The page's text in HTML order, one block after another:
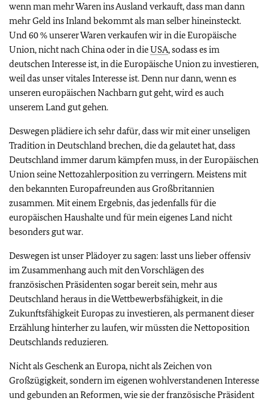
wenn man mehr Waren ins Ausland verkauft, dass man dann
mehr Geld ins Inland bekommt als man selber hineinsteckt.
Und 60 % unserer Waren verkaufen wir in die Europäische
Union, nicht nach China oder in dieUSA, sodass es im
deutschen Interesse ist, in die Europäische Union zu investieren,
weil das unser vitales Interesse ist. Denn nur dann, wenn es
unseren europäischen Nachbarn gut geht, wird es auch
unserem Land gut gehen.
Deswegen plädiere ich sehr dafür, dass wir mit einer unseligen
Tradition in Deutschland brechen, die da gelautet hat, dass
Deutschland immer darum kämpfen muss, in der Europäischen
Union seine Nettozahlerposition zu verringern. Meistens mit
den bekannten Europafreunden aus Großbritannien
zusammen. Mit einem Ergebnis, das jedenfalls für die
europäischen Haushalte und für mein eigenes Land nicht
besonders gut war.
Deswegen ist unser Plädoyer zu sagen: lasst uns lieber offensiv
im Zusammenhang auch mit den Vorschlägen des
französischen Präsidenten sogar bereit sein, mehr aus
Deutschland heraus in die Wettbewerbsfähigkeit, in die
Zukunftsfähigkeit Europas zu investieren, als permanent dieser
Erzählung hinterher zu laufen, wir müssten die Nettoposition
Deutschlands reduzieren.
Nicht als Geschenk an Europa, nicht als Zeichen von
Großzügigkeit, sondern im eigenen wohlverstandenen Interesse
und gebunden an Reformen, wie sie der französische Präsident